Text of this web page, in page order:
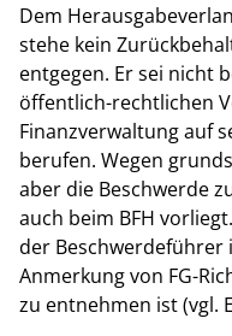
Dem
stehe kein
entgegen. Er sei nicht
öffentlich-rechtlichen
Finanzverwaltung auf
berufen. Wegen
aber die Beschwerde
auch beim BFH
der Beschwerdeführer
Anmerkung von FG-
zu entnehmen ist (vgl.